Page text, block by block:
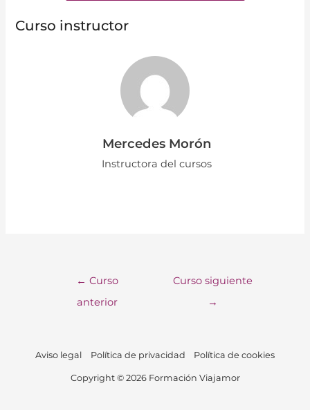
Curso instructor
Mercedes Morón
Instructora del cursos
← Curso
anterior
Curso siguiente
→
Aviso legal Política de privacidad Política de cookies
Copyright © 2026 Formación Viajamor